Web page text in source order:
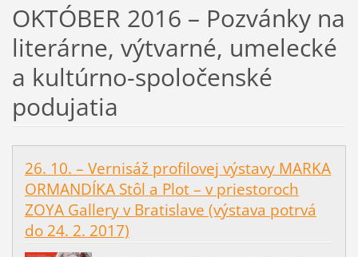
OKTÓBER 2016 – Pozvánky na
literárne, výtvarné, umelecké
a kultúrno-spoločenské
podujatia
26. 10. – Vernisáž profilovej výstavy MARKA
ORMANDÍKA Stôl a Plot – v priestoroch
ZOYA Gallery v Bratislave (výstava potrvá
do 24. 2. 2017)